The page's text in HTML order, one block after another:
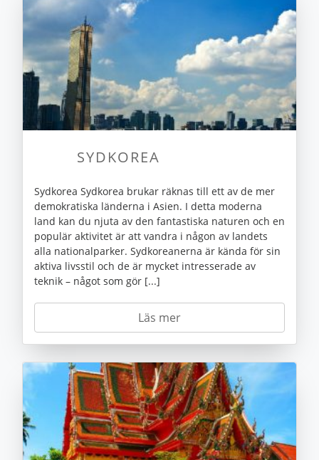
SYDKOREA
Sydkorea Sydkorea brukar räknas till ett av de mer
demokratiska länderna i Asien. I detta moderna
land kan du njuta av den fantastiska naturen och en
populär aktivitet är att vandra i någon av landets
alla nationalparker. Sydkoreanerna är kända för sin
aktiva livsstil och de är mycket intresserade av
teknik – något som gör [...]
Läs mer